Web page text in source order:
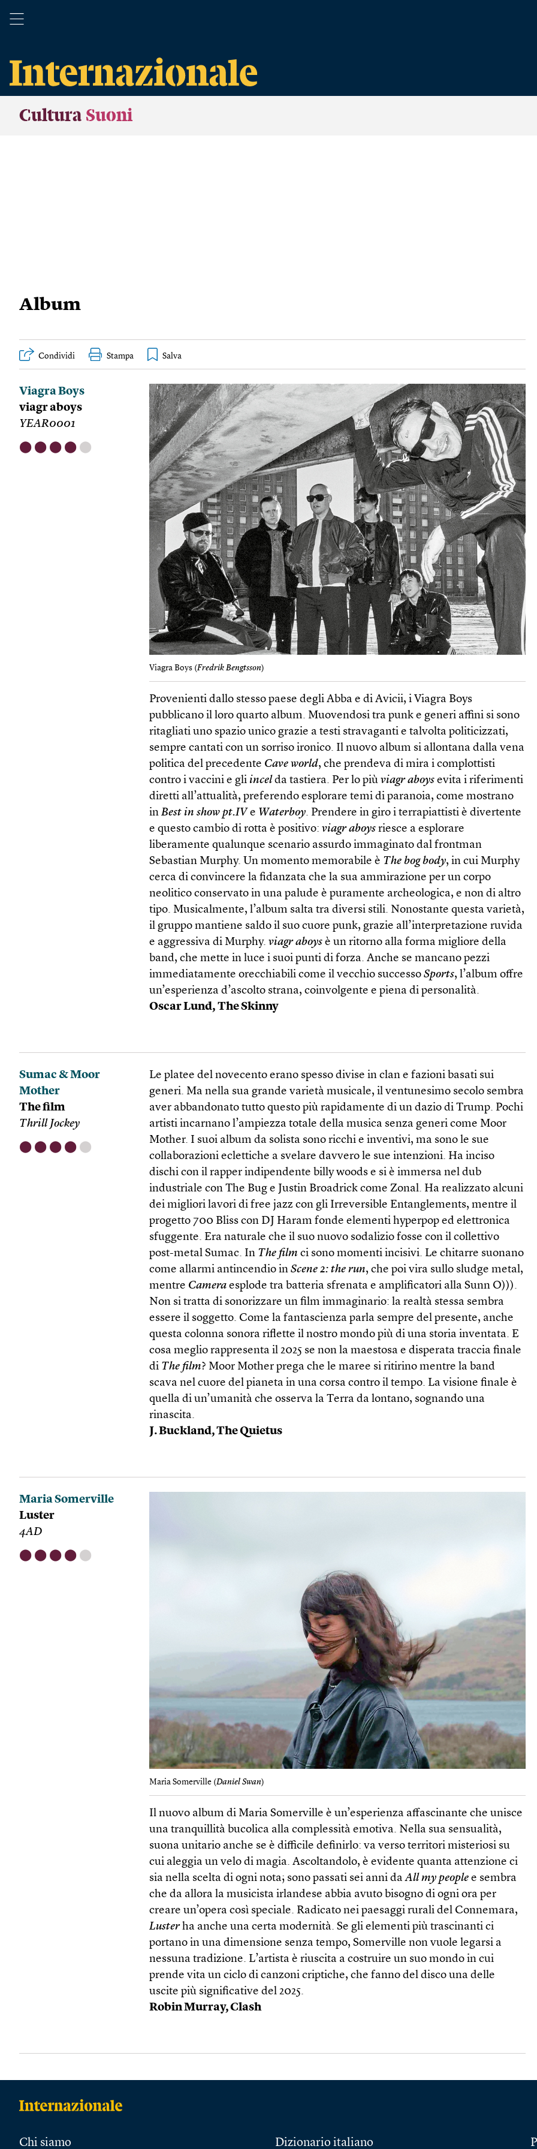
Cultura Suoni
Album
Condividi Stampa
Viagra Boys
viagr aboys
YEAR0001
⬤ ⬤ ⬤ ⬤ ⬤
Viagra Boys (Fredrik Bengtsson)
Provenienti dallo stesso paese degli Abba e di Avicii, i Viagra Boys
pubblicano il loro quarto album. Muovendosi tra punk e generi affini si sono
ritagliati uno spazio unico grazie a testi stravaganti e talvolta politicizzati,
sempre cantati con un sorriso ironico. Il nuovo album si allontana dalla vena
politica del precedente Cave world, che prendeva di mira i complottisti
contro i vaccini e gli incel da tastiera. Per lo piùviagr aboys evita i riferimenti
diretti all’attualità, preferendo esplorare temi di paranoia, come mostrano
inBest in show pt.IV e Waterboy. Prendere in giro i terrapiattisti è divertente
e questo cambio di rotta è positivo:viagr aboys riesce a esplorare
liberamente qualunque scenario assurdo immaginato dal frontman
Sebastian Murphy. Un momento memorabile è The bog body, in cui Murphy
cerca di convincere la fidanzata che la sua ammirazione per un corpo
neolitico conservato in una palude è puramente archeologica, e non di altro
tipo. Musicalmente, l’album salta tra diversi stili. Nonostante questa varietà,
il gruppo mantiene saldo il suo cuore punk, grazie all’interpretazione ruvida
e aggressiva di Murphy.viagr aboys è un ritorno alla forma migliore della
band, che mette in luce i suoi punti di forza. Anche se mancano pezzi
immediatamente orecchiabili come il vecchio successoSports, l’album offre
un’esperienza d’ascolto strana, coinvolgente e piena di personalità.
Oscar Lund, The Skinny
Sumac & Moor
Mother
The film
Thrill Jockey
⬤ ⬤ ⬤ ⬤ ⬤
Le platee del novecento erano spesso divise in clan e fazioni basati sui
generi. Ma nella sua grande varietà musicale, il ventunesimo secolo sembra
aver abbandonato tutto questo più rapidamente di un dazio di Trump. Pochi
artisti incarnano l’ampiezza totale della musica senza generi come Moor
Mother. I suoi album da solista sono ricchi e inventivi, ma sono le sue
collaborazioni eclettiche a svelare davvero le sue intenzioni. Ha inciso
dischi con il rapper indipendente billy woods e si è immersa nel dub
industriale con The Bug e Justin Broadrick come Zonal. Ha realizzato alcuni
dei migliori lavori di free jazz con gli Irreversible Entangle­ments, mentre il
progetto 700 Bliss con DJ Haram fonde elementi hyperpop ed elettronica
sfuggente. Era naturale che il suo nuovo sodalizio fosse con il collettivo
post-metal Sumac. In The film ci sono momenti incisivi. Le chitarre suonano
come allarmi antincendio inScene 2: the run, che poi vira sullo slud­ge metal,
mentre Camera esplode tra batteria sfrenata e amplificatori alla Sunn O))).
Non si tratta di sonorizzare un film immaginario: la realtà stessa sembra
essere il soggetto. Come la fantascienza parla sempre del presente, anche
questa colonna sonora riflette il nostro mondo più di una storia inventata. E
cosa meglio rappresenta il 2025 se non la maestosa e disperata traccia finale
di The film? Moor Mother prega che le maree si ritirino mentre la band
scava nel cuore del pianeta in una corsa contro il tempo. La visione finale è
quella di un’umanità che osserva la Terra da lontano, sognando una
rinascita.
J. Buckland, The Quietus
Maria Somerville
Luster
4AD
⬤ ⬤ ⬤ ⬤ ⬤
Maria Somerville (Daniel Swan)
Il nuovo album di Maria Somerville è un’esperienza affascinante che unisce
una tranquillità bucolica alla complessità emotiva. Nella sua sensualità,
suona unitario anche se è difficile definirlo: va verso territori misteriosi su
cui aleggia un velo di magia. Ascoltandolo, è evidente quanta attenzione ci
sia nella scelta di ogni nota; sono passati sei anni daAll my people e sembra
che da allora la musicista irlandese abbia avuto bisogno di ogni ora per
creare un’opera così speciale. Radicato nei paesaggi rurali del Connemara,
Lusterha anche una certa modernità. Se gli elementi più trascinanti ci
portano in una dimensione senza tempo, Somerville non vuole legarsi a
nessuna tradizione. L’artista è riuscita a costruire un suo mondo in cui
prende vita un ciclo di canzoni criptiche, che fanno del disco una delle
uscite più significative del 2025.
Robin Murray, Clash
Chi siamo Dizionario italiano